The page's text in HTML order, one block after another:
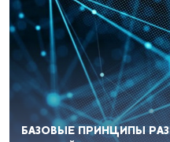
БАЗОВЫЕ ПРИНЦИПЫ